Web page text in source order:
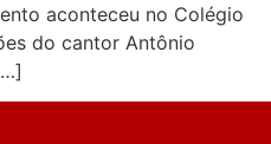
aconteceu no Colégio
do cantor Antônio